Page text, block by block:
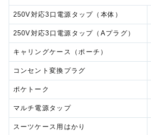
250V対応3口電源タップ（本体）
250V対応3口電源タップ（Aプラグ）
キャリングケース（ポーチ）
コンセント変換プラグ
ポケトーク
マルチ電源タップ
スーツケース用はかり